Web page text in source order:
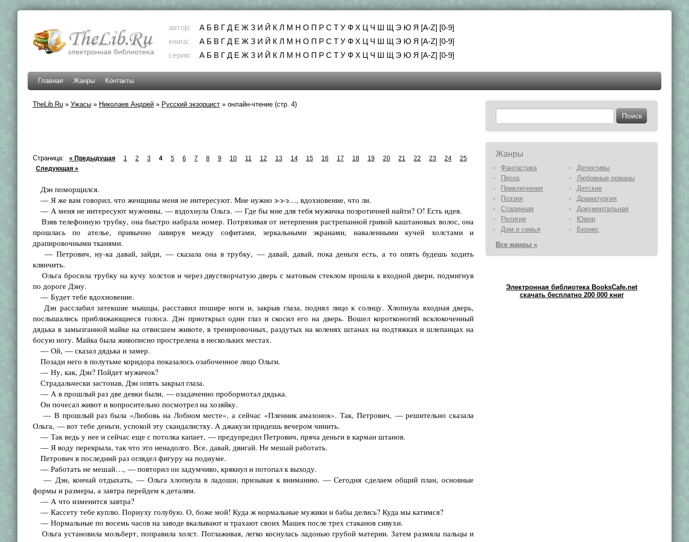
автор: А Б В Г Д Е Ж З И Й К Л М Н О П Р С Т У Ф Х Ц Ч Ш Щ Э Ю Я [A-Z] [0-9]
книга:
А Б В Г Д Е Ж З И Й К Л М Н О П Р С Т У Ф Х Ц Ч Ш Щ Э Ю Я [A-Z] [0-9]
серия:
А Б В Г Д Е Ж З И Й К Л М Н О П Р С Т У Ф Х Ц Ч Ш Щ Э Ю Я [A-Z] [0-9]
Главная Жанры Контакты
TheLib.Ru» Ужасы» Николаев Андрей» Русский экзорцист» онлайн-чтение (стр. 4)
Страница: « Предыдущая 1 2 3 4 5 6 7 8 9 10 11 12 13 14 15 16 17 18 19 20 21 22 23 24
25
Следующая »
Дэн поморщился.
— Я же вам говорил, что женщины меня не интересуют. Мне нужно э-э-э…, вдохновение, что ли.
— А меня не интересуют мужчины, — вздохнула Ольга. — Где бы мне для тебя мужичка поэротичней найти? О! Есть идея.
Взяв телефонную трубку, она быстро набрала номер. Потряхивая от нетерпения растрепанной гривой каштановых волос, она
прошлась по ателье, привычно лавируя между софитами, зеркальными экранами, наваленными кучей холстами и
драпировочными тканями.
— Петрович, ну-ка давай, зайди, — сказала она в трубку, — давай, давай, пока деньги есть, а то опять будешь ходить
клянчить.
Ольга бросила трубку на кучу холстов и через двустворчатую дверь с матовым стеклом прошла к входной двери, подмигнув
по дороге Дэну.
— Будет тебе вдохновение.
Дэн расслабил затекшие мышцы, расставил пошире ноги и, закрыв глаза, поднял лицо к солнцу. Хлопнула входная дверь,
послышались приближающиеся голоса. Дэн приоткрыл один глаз и скосил его на дверь. Вошел коротконогий всклокоченный
дядька в замызганной майке на отвисшем животе, в тренировочных, раздутых на коленях штанах на подтяжках и шлепанцах на
босую ногу. Майка была живописно прострелена в нескольких местах.
— Ой, — сказал дядька и замер.
Позади него в полутьме коридора показалось озабоченное лицо Ольги.
— Ну, как, Дэн? Пойдет мужичок?
Страдальчески застонав, Дэн опять закрыл глаза.
— А в прошлый раз две девки были, — озадаченно пробормотал дядька.
Он почесал живот и вопросительно посмотрел на хозяйку.
— В прошлый раз была «Любовь на Лобном месте», а сейчас «Пленник амазонок». Так, Петрович, — решительно сказала
Ольга, — вот тебе деньги, успокой эту скандалистку. А джакузи придешь вечером чинить.
— Так ведь у нее и сейчас еще с потолка капает, — предупредил Петрович, пряча деньги в карман штанов.
— Я воду перекрыла, так что это ненадолго. Все, давай, двигай. Не мешай работать.
Петрович в последний раз оглядел фигуру на подиуме.
— Работать не мешай…, — повторил он задумчиво, крякнул и потопал к выходу.
— Дэн, кончай отдыхать, — Ольга хлопнула в ладоши, призывая к вниманию. — Сегодня сделаем общий план, основные
формы и размеры, а завтра перейдем к деталям.
— А что изменится завтра?
— Кассету тебе куплю. Порнуху голубую. О, боже мой! Куда ж нормальные мужики и бабы делись? Куда мы катимся?
— Нормальные по восемь часов на заводе вкалывают и трахают своих Машек после трех стаканов сивухи.
Ольга установила мольберт, поправила холст. Поглаживая, легко коснулась ладонью грубой материи. Затем размяла пальцы и
Жанры
Фантастика
Детективы
Проза
Любовные романы
Приключения
Детские
Поэзия
Драматургия
Старинная
Документальная
Религия
Юмор
Дом и семья
Бизнес
Все жанры »
Электронная библиотека BooksCafe.net
скачать бесплатно 200 000 книг